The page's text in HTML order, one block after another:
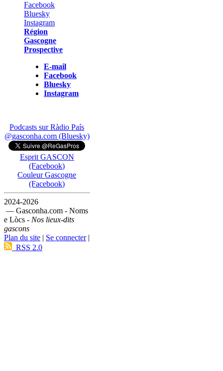
Région
Gascogne
Prospective
E-mail
Facebook
Bluesky
Instagram
Podcasts sur Ràdio País
@gasconha.com (Bluesky)
Esprit GASCON
(Facebook)
Couleur Gascogne
(Facebook)
2024-2026
— Gasconha.com - Noms
e Lòcs - Nos lieux-dits
gascons
Plan du site | Se connecter|
RSS 2.0